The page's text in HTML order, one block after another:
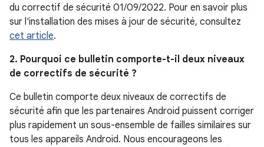
du correctif de sécurité 01/09/2022. Pour en savoir plus
sur l'installation des mises à jour de sécurité, consultez
cet article.
2. Pourquoi ce bulletin comporte-t-il deux niveaux
de correctifs de sécurité ?
Ce bulletin comporte deux niveaux de correctifs de
sécurité afin que les partenaires Android puissent corriger
plus rapidement un sous-ensemble de failles similaires sur
tous les appareils Android. Nous encourageons les